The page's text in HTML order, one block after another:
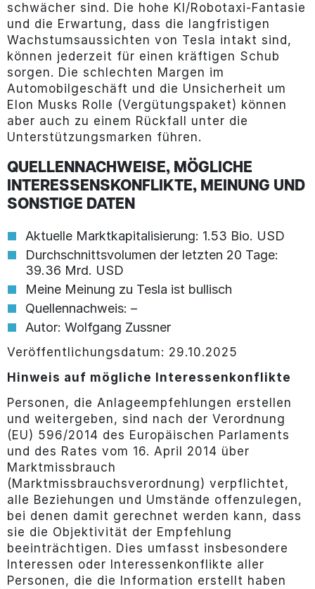
schwächer sind. Die hohe KI/Robotaxi-Fantasie
und die Erwartung, dass die langfristigen
Wachstumsaussichten von Tesla intakt sind,
können jederzeit für einen kräftigen Schub
sorgen. Die schlechten Margen im
Automobilgeschäft und die Unsicherheit um
Elon Musks Rolle (Vergütungspaket) können
aber auch zu einem Rückfall unter die
Unterstützungsmarken führen.
QUELLENNACHWEISE, MÖGLICHE
INTERESSENSKONFLIKTE, MEINUNG UND
SONSTIGE DATEN
Aktuelle Marktkapitalisierung: 1.53 Bio. USD
Durchschnittsvolumen der letzten 20 Tage:
39.36 Mrd. USD
Meine Meinung zu Tesla ist bullisch
Quellennachweis: –
Autor: Wolfgang Zussner
Veröffentlichungsdatum: 29.10.2025
Hinweis auf mögliche Interessenkonflikte
Personen, die Anlageempfehlungen erstellen
und weitergeben, sind nach der Verordnung
(EU) 596/2014 des Europäischen Parlaments
und des Rates vom 16. April 2014 über
Marktmissbrauch
(Marktmissbrauchsverordnung) verpflichtet,
alle Beziehungen und Umstände offenzulegen,
bei denen damit gerechnet werden kann, dass
sie die Objektivität der Empfehlung
beeinträchtigen. Dies umfasst insbesondere
Interessen oder Interessenkonflikte aller
Personen, die die Information erstellt haben